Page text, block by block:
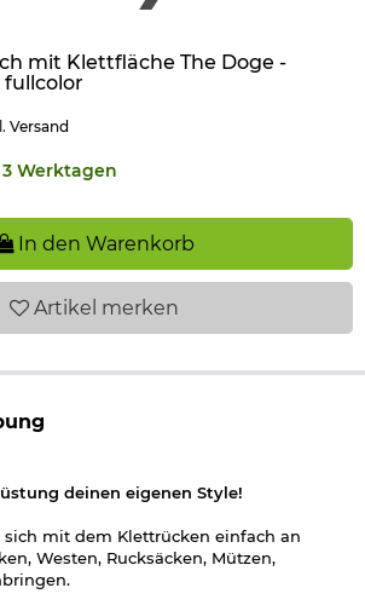
mit Klettfläche The Doge -
fullcolor
Versand
3 Werktagen
In den Warenkorb
Artikel merken
deinen eigenen Style!
sich mit dem Klettrücken einfach an
Westen, Rucksäcken, Mützen,